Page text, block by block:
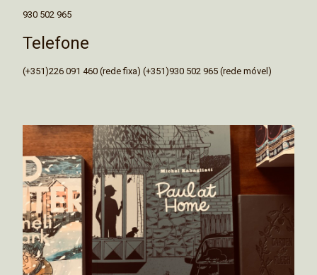
930 502 965
Telefone
(+351)226 091 460 (rede fixa) (+351)930 502 965 (rede móvel)